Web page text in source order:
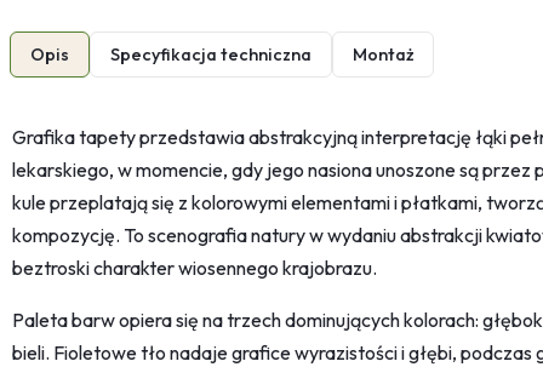
Opis Specyfikacja techniczna Montaż
Grafika tapety przedstawia abstrakcyjną interpretację łąki
lekarskiego, w momencie, gdy jego nasiona unoszone są
kule przeplatają się z kolorowymi elementami i płatkami,
kompozycję. To scenografia natury w wydaniu abstrakcji
beztroski charakter wiosennego krajobrazu.
Paleta barw opiera się na trzech dominujących kolorach:
bieli. Fioletowe tło nadaje grafice wyrazistości i głębi,